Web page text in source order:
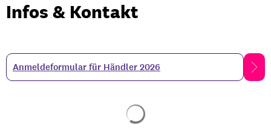
Infos & Kontakt
Anmeldeformular für Händler 2026